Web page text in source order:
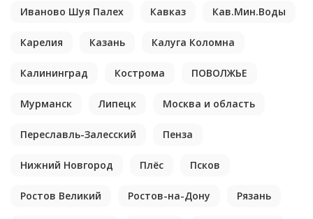
Иваново Шуя Палех Кавказ Кав.Мин.Воды
Карелия Казань Калуга Коломна
Калининград Кострома ПОВОЛЖЬЕ
Мурманск Липецк Москва и область
Переславль-Залесский Пенза
Нижний Новгород Плёс Псков
Ростов Великий Ростов-на-Дону Рязань